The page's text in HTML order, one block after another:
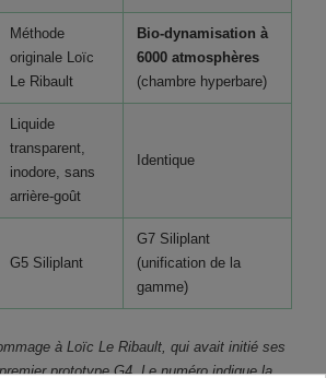
Méthode
originale Loïc
Le Ribault
Bio-dynamisation à
6000 atmosphères
(chambre hyperbare)
Liquide
transparent,
inodore, sans
arrière-goût
Identique
G5 Siliplant
G7 Siliplant
(unification de la
gamme)
à Loïc Le Ribault, qui avait initié ses
prototype G4. Le numéro indique la